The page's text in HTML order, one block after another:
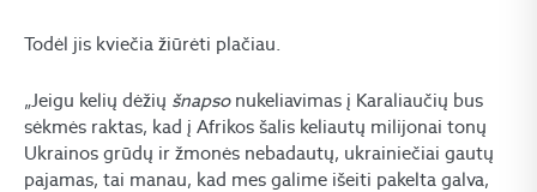
Todėl jis kviečia žiūrėti plačiau.
„Jeigu kelių dėžių šnapso nukeliavimas į Karaliaučių bus
sėkmės raktas, kad į Afrikos šalis keliautų milijonai tonų
Ukrainos grūdų ir žmonės nebadautų, ukrainiečiai gautų
pajamas, tai manau, kad mes galime išeiti pakelta galva,